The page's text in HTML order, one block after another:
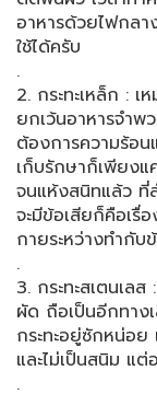
อาหารด้วยไฟกลา
ใช้ได้ครับ
.
2. กระทะเหล็ก​ : เ
ยกเว้นอาหารจำพ
ต้องการความร้อ
เก็บรักษาก็เพียงแ
จนแห้งสนิทแล้ว
จะมีข้อเสียก็คือเรื่
กายระหว่างทำกับข้
.
3. กระทะสเตนเลส
ผัด ถือเป็นอีกทาง
กระทะอยู่ซักหน่อ
และไม่เป็นสนิม แ
.